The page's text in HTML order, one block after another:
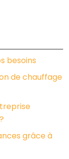
besoins
de chauffage
grâce à